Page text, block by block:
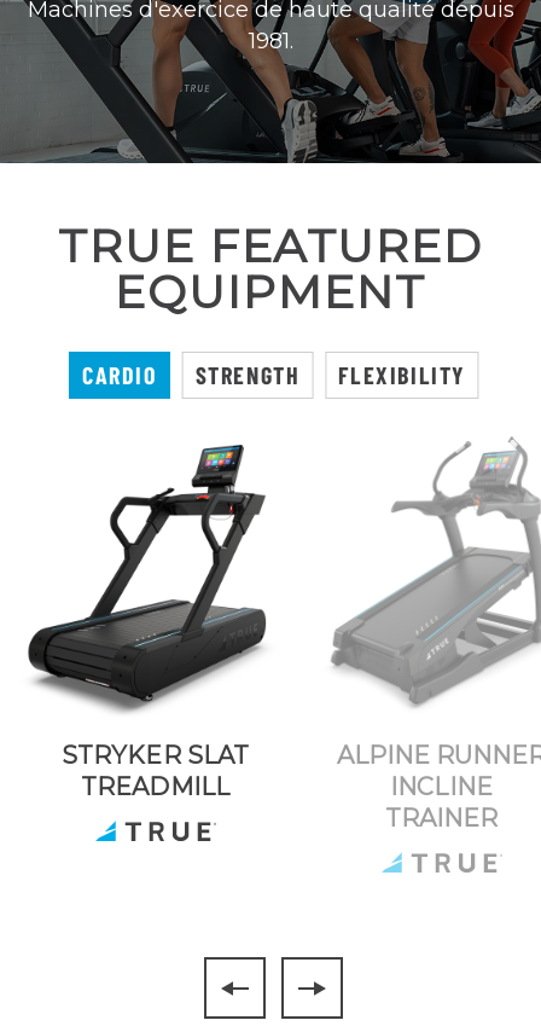
Machines d'exercice de haute qualité depuis
1981.
TRUE FEATURED
EQUIPMENT
CARDIO STRENGTH FLEXIBILITY
STRYKER SLAT
TREADMILL
ALPINE
INCLINE
TRAINER